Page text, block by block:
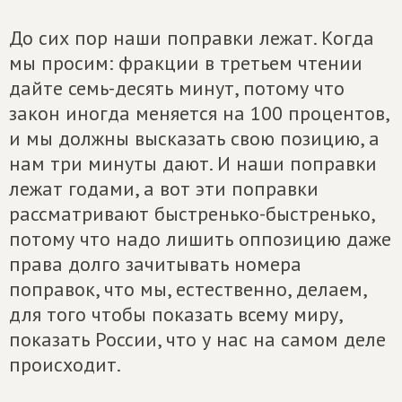
До сих пор наши поправки лежат. Когда
мы просим: фракции в третьем чтении
дайте семь-десять минут, потому что
закон иногда меняется на 100 процентов,
и мы должны высказать свою позицию, а
нам три минуты дают. И наши поправки
лежат годами, а вот эти поправки
рассматривают быстренько-быстренько,
потому что надо лишить оппозицию даже
права долго зачитывать номера
поправок, что мы, естественно, делаем,
для того чтобы показать всему миру,
показать России, что у нас на самом деле
происходит.